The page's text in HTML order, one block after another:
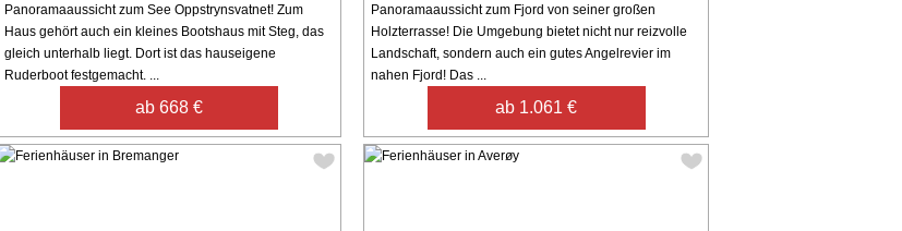
Panoramaaussicht zum See Oppstrynsvatnet! Zum
Haus gehört auch ein kleines Bootshaus mit Steg, das
gleich unterhalb liegt. Dort ist das hauseigene
Ruderboot festgemacht. ...
ab 668 €
Panoramaaussicht zum Fjord von seiner großen
Holzterrasse! Die Umgebung bietet nicht nur reizvolle
Landschaft, sondern auch ein gutes Angelrevier im
nahen Fjord! Das ...
ab 1.061 €